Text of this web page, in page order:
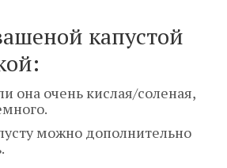
капустой
она очень кислая/соленая,
можно дополнительно